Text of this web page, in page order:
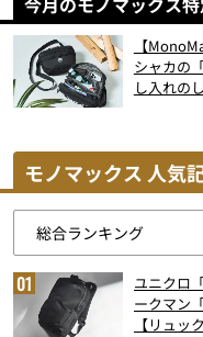
【
シャカの
し入れの
モノマックス 人気
ユニクロ
ークマン
【リュッ